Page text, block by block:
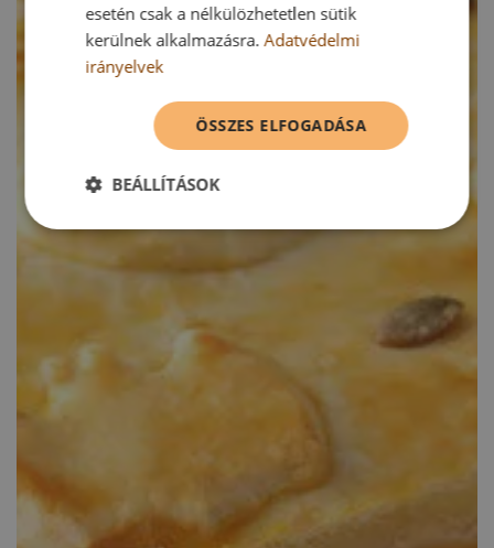
esetén csak a nélkülözhetetlen sütik
kerülnek alkalmazásra.Adatvédelmi
irányelvek
ÖSSZES ELFOGADÁSA
BEÁLLÍTÁSOK